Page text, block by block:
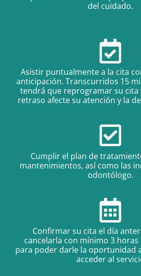
del cuidado.
Asistir puntualmente a la cita
anticipación. Transcurridos 15
tendrá que reprogramar su cita
retraso afecte su atención y la
Cumplir el plan de
mantenimientos, así como las
odontólogo.
Confirmar su cita el día
cancelarla con mínimo 3
para poder darle la oportunidad
acceder al